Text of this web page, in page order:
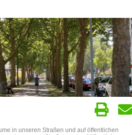
in unseren Straßen und auf öffentlichen